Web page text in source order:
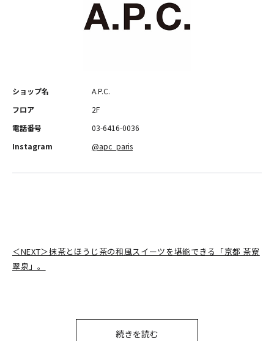
ショップ名
A.P.C.
フロア
2F
電話番号
03-6416-0036
Instagram
@apc_paris
＜NEXT＞抹茶とほうじ茶の和風スイーツを堪能できる「京都 茶寮
翠泉」。
続きを読む